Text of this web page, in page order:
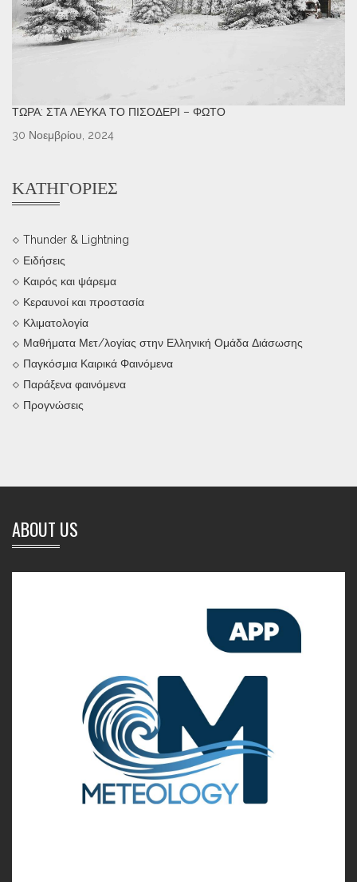
ΤΏΡΑ: ΣΤΑ ΛΕΥΚΆ ΤΟ ΠΙΣΟΔΈΡΙ – ΦΩΤΌ
30 Νοεμβρίου, 2024
ΚΑΤΗΓΟΡΊΕΣ
Thunder & Lightning
Ειδήσεις
Καιρός και ψάρεμα
Κεραυνοί και προστασία
Κλιματολογία
Μαθήματα Μετ/λογίας στην Ελληνική Ομάδα Διάσωσης
Παγκόσμια Καιρικά Φαινόμενα
Παράξενα φαινόμενα
Προγνώσεις
ABOUT US